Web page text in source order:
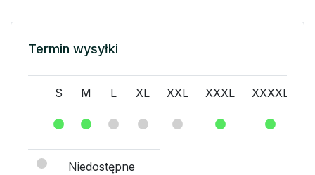
Termin wysyłki
S M L XL XXL XXXL XXXXL
Niedostępne